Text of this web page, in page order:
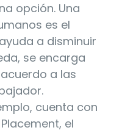
opción. Una
es el
a disminuir
se encarga
a las
cuenta con
el